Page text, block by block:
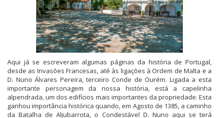
Aqui já se escreveram algumas páginas da história de Portugal,
desde as Invasões Francesas, até às ligações à Ordem de Malta e a
D. Nuno Álvares Pereira, terceiro Conde de Ourém. Ligada a esta
importante personagem da nossa história, está a capelinha
alpendrada, um dos edifícios mais importantes da propriedade. Esta
ganhou importância histórica quando, em Agosto de 1385, a caminho
da Batalha de Aljubarrota, o Condestável D. Nuno aqui se terá